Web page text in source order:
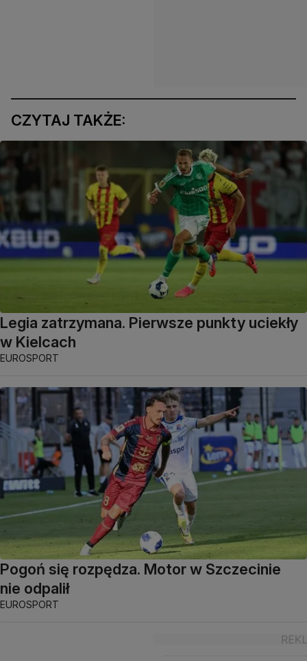
CZYTAJ TAKŻE:
Legia zatrzymana. Pierwsze punkty uciekły
w Kielcach
EUROSPORT
Pogoń się rozpędza. Motor w Szczecinie
nie odpalił
EUROSPORT